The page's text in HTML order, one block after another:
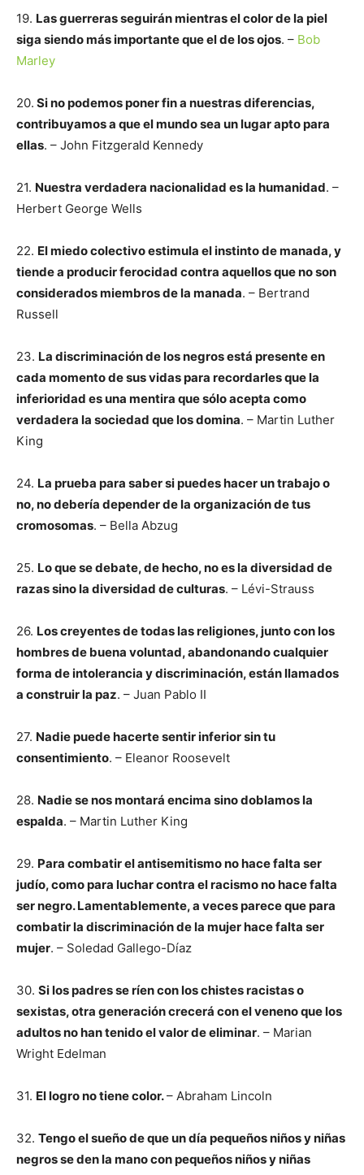
19. Las guerreras seguirán mientras el color de la piel
siga siendo más importante que el de los ojos. – Bob
Marley
20. Si no podemos poner fin a nuestras diferencias,
contribuyamos a que el mundo sea un lugar apto para
ellas. – John Fitzgerald Kennedy
21. Nuestra verdadera nacionalidad es la humanidad. –
Herbert George Wells
22. El miedo colectivo estimula el instinto de manada, y
tiende a producir ferocidad contra aquellos que no son
considerados miembros de la manada. – Bertrand
Russell
23. La discriminación de los negros está presente en
cada momento de sus vidas para recordarles que la
inferioridad es una mentira que sólo acepta como
verdadera la sociedad que los domina. – Martin Luther
King
24. La prueba para saber si puedes hacer un trabajo o
no, no debería depender de la organización de tus
cromosomas. – Bella Abzug
25. Lo que se debate, de hecho, no es la diversidad de
razas sino la diversidad de culturas. – Lévi-Strauss
26. Los creyentes de todas las religiones, junto con los
hombres de buena voluntad, abandonando cualquier
forma de intolerancia y discriminación, están llamados
a construir la paz. – Juan Pablo II
27. Nadie puede hacerte sentir inferior sin tu
consentimiento. – Eleanor Roosevelt
28. Nadie se nos montará encima sino doblamos la
espalda. – Martin Luther King
29. Para combatir el antisemitismo no hace falta ser
judío, como para luchar contra el racismo no hace falta
ser negro. Lamentablemente, a veces parece que para
combatir la discriminación de la mujer hace falta ser
mujer. – Soledad Gallego-Díaz
30. Si los padres se ríen con los chistes racistas o
sexistas, otra generación crecerá con el veneno que los
adultos no han tenido el valor de eliminar. – Marian
Wright Edelman
31. El logro no tiene color.– Abraham Lincoln
32. Tengo el sueño de que un día pequeños niños y niñas
negros se den la mano con pequeños niños y niñas